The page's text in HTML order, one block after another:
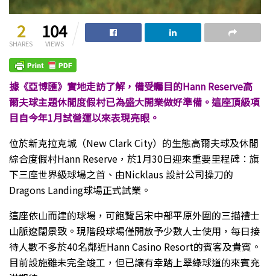
2
SHARES
104
VIEWS
據《亞博匯》實地走訪了解，備受矚目的Hann Reserve高
爾夫球主題休閒度假村已為盛大開業做好準備。這座頂級項
目自今年1月試營運以來表現亮眼。
位於新克拉克城（New Clark City）的生態高爾夫球及休閒
綜合度假村Hann Reserve，於1月30日迎來重要里程碑：旗
下三座世界級球場之首、由Nicklaus 設計公司操刀的
Dragons Landing球場正式試業。
這座依山而建的球場，可飽覽呂宋中部平原外圍的三描禮士
山脈遼闊景致。現階段球場僅開放予少數人士使用，每日接
待人數不多於40名鄰近Hann Casino Resort的賓客及貴賓。
目前設施雖未完全竣工，但已讓有幸踏上翠綠球道的來賓充